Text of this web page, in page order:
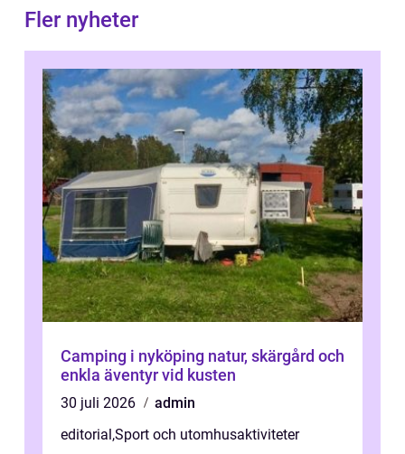
Fler nyheter
Camping i nyköping natur, skärgård och
enkla äventyr vid kusten
30 juli 2026
admin
editorial,Sport och utomhusaktiviteter